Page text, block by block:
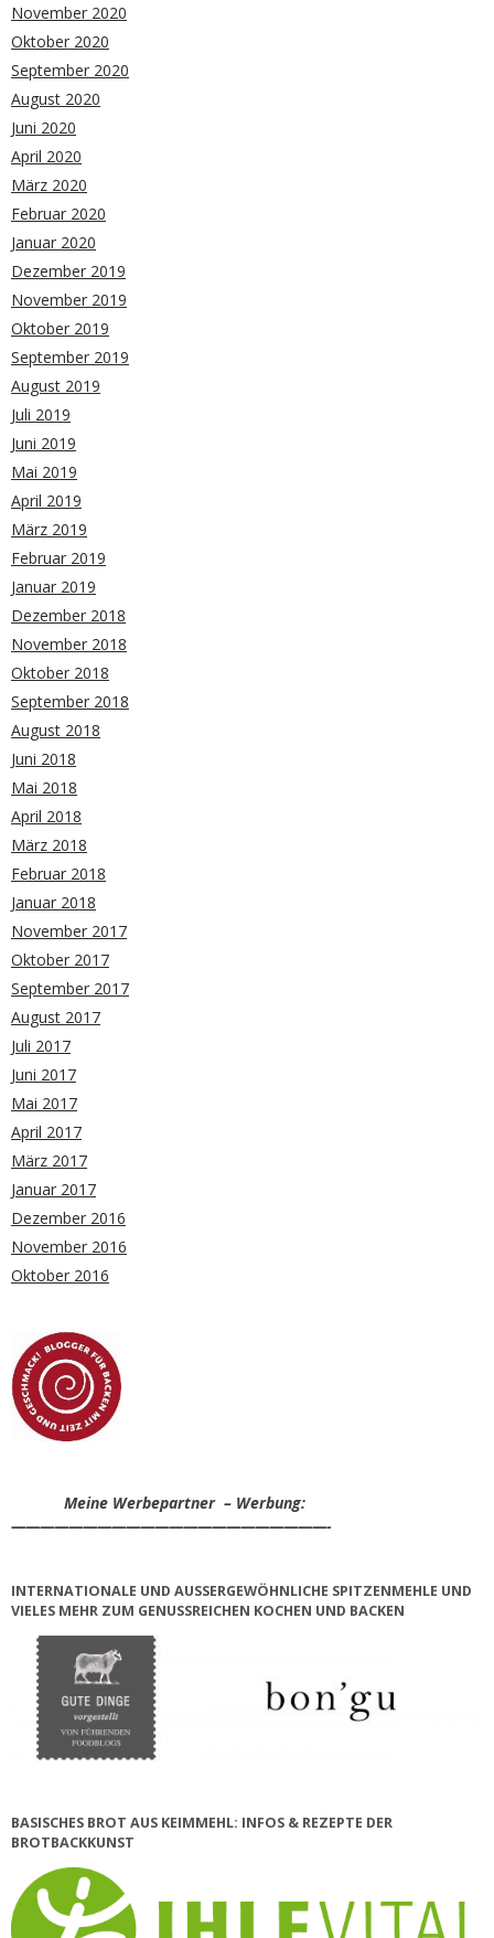
November 2020
Oktober 2020
September 2020
August 2020
Juni 2020
April 2020
März 2020
Februar 2020
Januar 2020
Dezember 2019
November 2019
Oktober 2019
September 2019
August 2019
Juli 2019
Juni 2019
Mai 2019
April 2019
März 2019
Februar 2019
Januar 2019
Dezember 2018
November 2018
Oktober 2018
September 2018
August 2018
Juni 2018
Mai 2018
April 2018
März 2018
Februar 2018
Januar 2018
November 2017
Oktober 2017
September 2017
August 2017
Juli 2017
Juni 2017
Mai 2017
April 2017
März 2017
Januar 2017
Dezember 2016
November 2016
Oktober 2016
Meine Werbepartner – Werbung:
——————————————————————-
INTERNATIONALE UND AUSSERGEWÖHNLICHE SPITZENMEHLE UND V
IELES MEHR ZUM GENUSSREICHEN KOCHEN UND BACKEN
BASISCHES BROT AUS KEIMMEHL: INFOS & REZEPTE DER
BROTBACKKUNST